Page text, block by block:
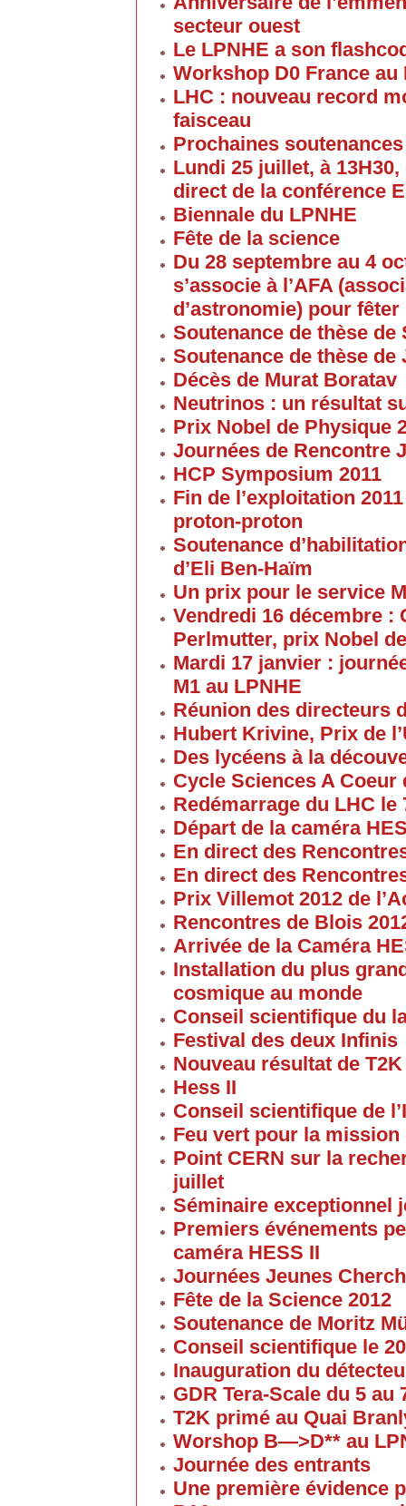
secteur ouest
Le LPNHE a son
Workshop D0 France au
LHC : nouveau record
faisceau
Prochaines
Lundi 25 juillet, à
direct de la conférence
Biennale du LPNHE
Fête de la science
Du 28 septembre au 4
s’associe à l’AFA
d’astronomie) pour fêter
Soutenance de thèse
Soutenance de thèse
Décès de Murat Boratav
Neutrinos : un résultat
Prix Nobel de Physique
Journées de Rencontre
HCP Symposium 2011
Fin de l’exploitation
proton-proton
Soutenance
d’Eli Ben-Haïm
Un prix pour le service
Vendredi 16 décembre :
Perlmutter, prix Nobel
Mardi 17 janvier :
M1 au LPNHE
Réunion des directeurs
Hubert Krivine, Prix de
Des lycéens à la
Cycle Sciences A Coeur
Redémarrage du LHC le
Départ de la caméra
En direct des
En direct des
Prix Villemot 2012 de
Rencontres de Blois
Arrivée de la Caméra
Installation du plus
cosmique au monde
Conseil scientifique du
Festival des deux Infinis
Nouveau résultat de T2K
Hess II
Conseil scientifique de
Feu vert pour la
Point CERN sur la
juillet
Séminaire exceptionnel
Premiers événements
caméra HESS II
Journées Jeunes
Fête de la Science 2012
Soutenance de Moritz
Conseil scientifique le
Inauguration du
GDR Tera-Scale du 5
T2K primé au Quai
Worshop B—>D** au
Journée des entrants
Une première évidence